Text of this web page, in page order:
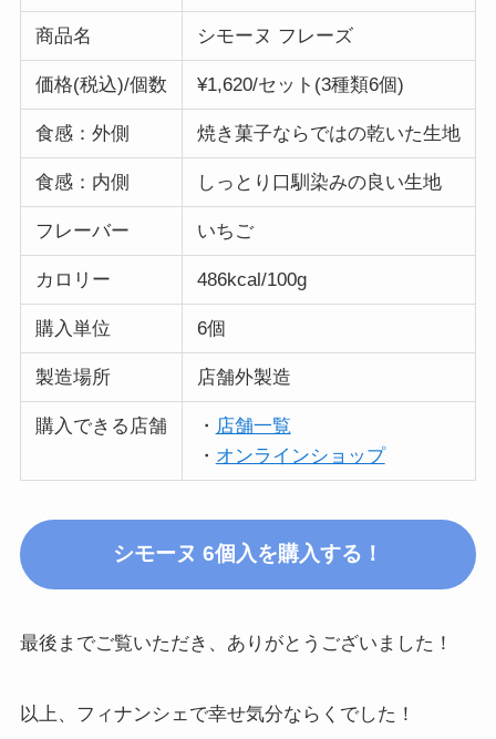
商品名 シモーヌ フレーズ
価格(税込)/個数 ¥1,620/セット(3種類6個)
食感：外側 焼き菓子ならではの乾いた生地
食感：内側 しっとり口馴染みの良い生地
フレーバー いちご
カロリー 486kcal/100g
購入単位 6個
製造場所 店舗外製造
購入できる店舗 ・ 店舗一覧
・ オンラインショップ
シモーヌ 6個入を購入する！
最後までご覧いただき、ありがとうございました！
以上、フィナンシェで幸せ気分ならくでした！